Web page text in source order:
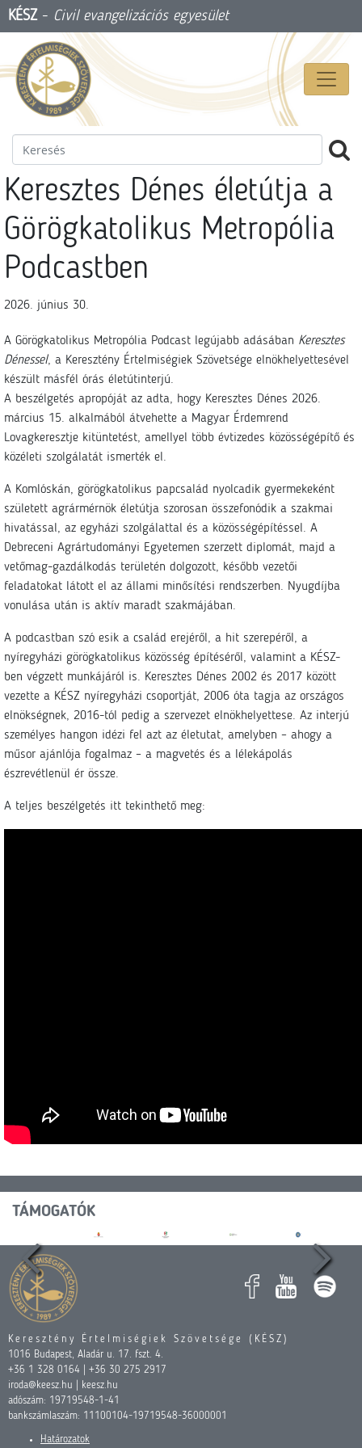
KÉSZ- Civil evangelizációs egyesület
Keresztes Dénes életútja a
Görögkatolikus Metropólia
Podcastben
2026. június 30.
A Görögkatolikus Metropólia Podcast legújabb adásában Keresztes
Dénessel, a Keresztény Értelmiségiek Szövetsége elnökhelyettesével
készült másfél órás életútinterjú.
A beszélgetés apropóját az adta, hogy Keresztes Dénes 2026.
március 15. alkalmából átvehette a Magyar Érdemrend
Lovagkeresztje kitüntetést, amellyel több évtizedes közösségépítő és
közéleti szolgálatát ismerték el.
A Komlóskán, görögkatolikus papcsalád nyolcadik gyermekeként
született agrármérnök életútja szorosan összefonódik a szakmai
hivatással, az egyházi szolgálattal és a közösségépítéssel. A
Debreceni Agrártudományi Egyetemen szerzett diplomát, majd a
vetőmag-gazdálkodás területén dolgozott, később vezetői
feladatokat látott el az állami minősítési rendszerben. Nyugdíjba
vonulása után is aktív maradt szakmájában.
A podcastban szó esik a család erejéről, a hit szerepéről, a
nyíregyházi görögkatolikus közösség építéséről, valamint a KÉSZ-
ben végzett munkájáról is. Keresztes Dénes 2002 és 2017 között
vezette a KÉSZ nyíregyházi csoportját, 2006 óta tagja az országos
elnökségnek, 2016-tól pedig a szervezet elnökhelyettese. Az interjú
személyes hangon idézi fel azt az életutat, amelyben – ahogy a
műsor ajánlója fogalmaz – a magvetés és a lélekápolás
észrevétlenül ér össze.
A teljes beszélgetés itt tekinthető meg:
TÁMOGATÓK
Keresztény Értelmiségiek Szövetsége (KÉSZ)
1016 Budapest, Aladár u. 17. fszt. 4.
+36 1 328 0164 | +36 30 275 2917
iroda@keesz.hu | keesz.hu
adószám: 19719548-1-41
bankszámlaszám: 11100104-19719548-36000001
Határozatok